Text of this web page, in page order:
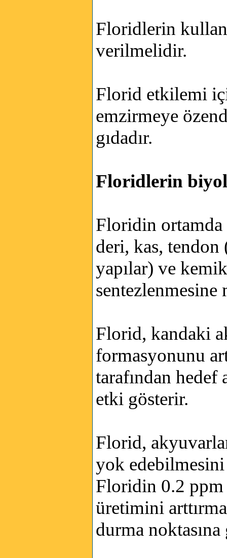
Floridlerin
verilmelidir.
Florid etkilemi
emzirmeye
gıdadır.
Floridlerin
Floridin ortamda
deri, kas, tendon
yapılar) ve
sentezlenmesine
Florid, kandaki
formasyonunu
tarafından hedef
etki gösterir.
Florid,
yok edebilmesini
Floridin 0.2
üretimini
durma